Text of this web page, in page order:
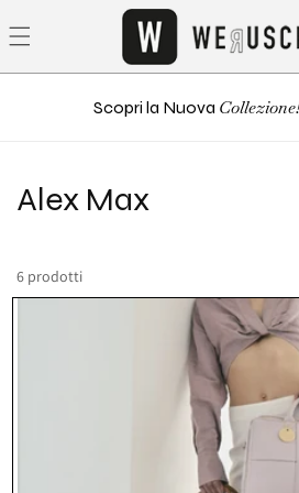
direttamente
Scopri la Nuova Collezione!
C
Alex Max
6 prodotti